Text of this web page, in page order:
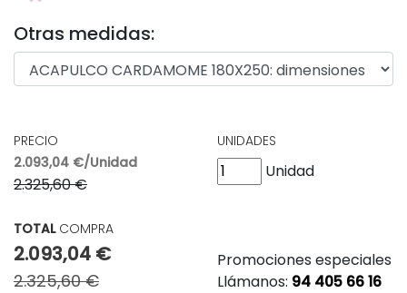
Otras medidas:
PRECIO
2.093,04 €/Unidad
2.325,60 €
UNIDADES
Unidad
TOTALCOMPRA
2.093,04 €
2.325,60 €
Promociones especiales
Llámanos: 94 405 66 16